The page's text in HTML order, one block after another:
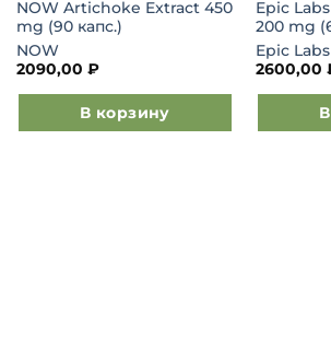
NOW Artichoke Extract 450
mg (90 капс.)
NOW
2090,00 ₽
В корзину
Epic
200 mg
Epic Labs
2600,00